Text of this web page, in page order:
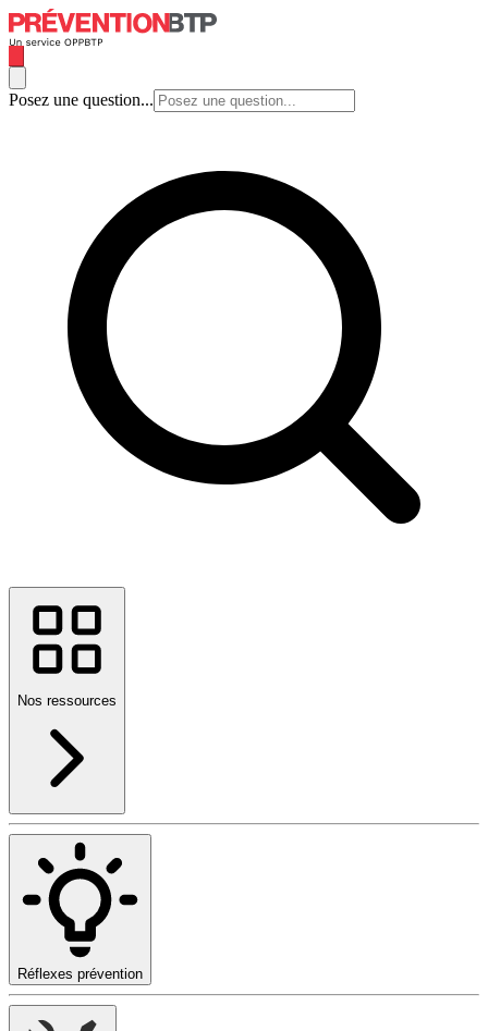
Posez une question...
Nos ressources
Réflexes prévention